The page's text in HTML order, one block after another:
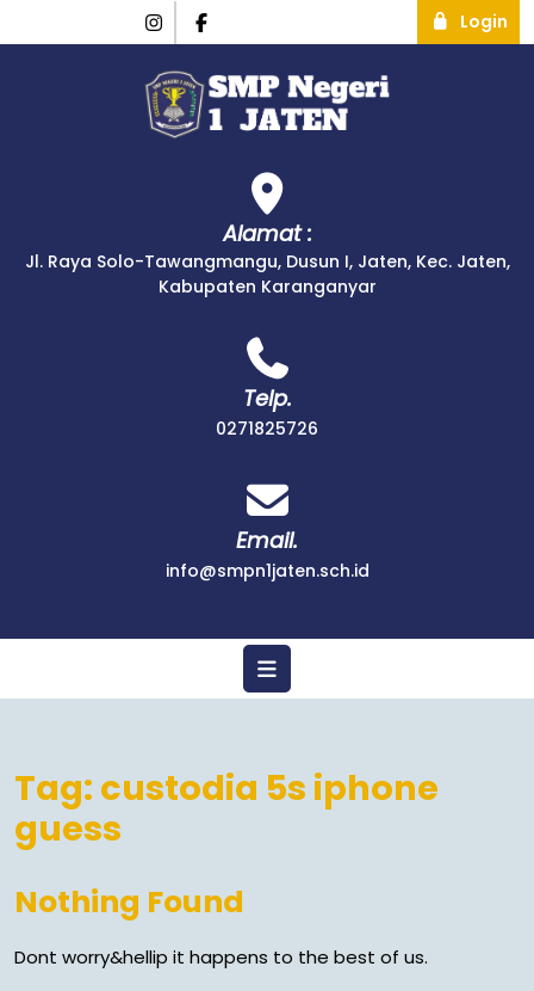
Login
Alamat :
Jl. Raya Solo-Tawangmangu, Dusun I, Jaten, Kec. Jaten,
Kabupaten Karanganyar
Telp.
0271825726
Email.
info@smpn1jaten.sch.id
Tag: custodia 5s iphone
guess
Nothing Found
Dont worry&hellip it happens to the best of us.